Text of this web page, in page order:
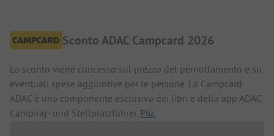
Sconto ADAC Campcard 2026
Lo sconto viene concesso sul prezzo del pernottamento e su
eventuali spese aggiuntive per le persone. La Campcard
ADAC è una componente esclusiva dei libri e della app ADAC
Camping- und Stellplatzführer. Più.